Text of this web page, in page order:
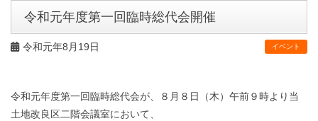
令和元年度第一回臨時総代会開催
令和元年8月19日 イベント
令和元年度第一回臨時総代会が、８月８日（木）午前９時より当
土地改良区二階会議室において、